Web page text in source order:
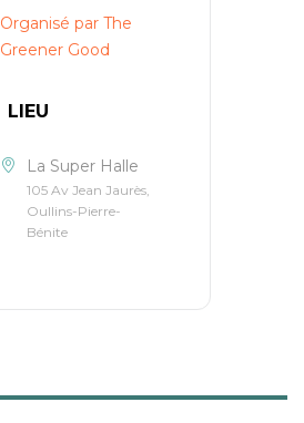
Organisé par The
Greener Good
LIEU
La Super Halle
105 Av Jean Jaurès,
Oullins-Pierre-
Bénite